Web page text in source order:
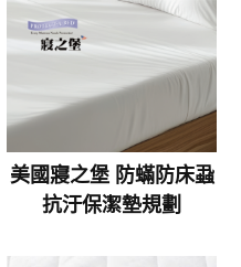
美國寢之堡 防蟎防床蝨
抗汙保潔墊規劃